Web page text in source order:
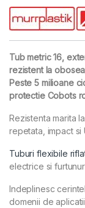
Tub metric 16,
rezistent la
Peste 5 milioane
protectie Cobots
Rezistenta marita
repetata, impact si
Tuburi flexibile
electrice si
Indeplinesc
domenii de